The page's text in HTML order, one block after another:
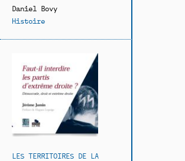
Daniel Bovy
Histoire
LES TERRITOIRES DE LA